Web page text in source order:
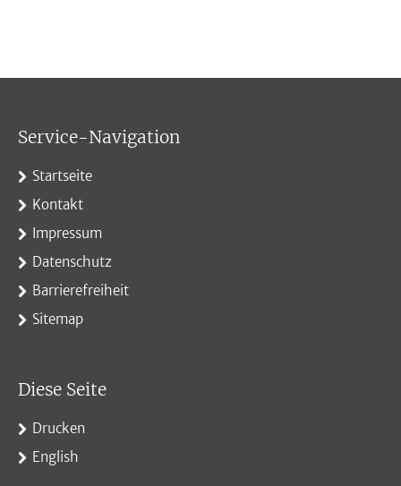
Service-Navigation
Startseite
Kontakt
Impressum
Datenschutz
Barrierefreiheit
Sitemap
Diese Seite
Drucken
English